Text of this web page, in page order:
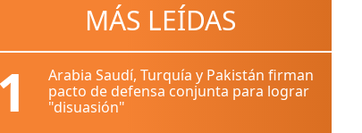
MÁS LEÍDAS
1
Arabia Saudí, Turquía y Pakistán firman
pacto de defensa conjunta para lograr
"disuasión"